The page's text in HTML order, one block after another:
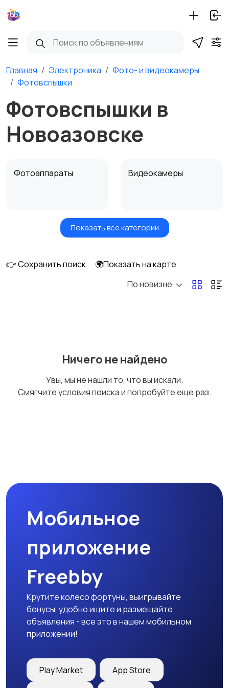
Главная Электроника
Фото- и видеокамеры
Фотовспышки
Фотовспышки в
Новоазовске
Фотоаппараты Видеокамеры
Видеонаблюдение Объективы
Аксессуары
стабилизаторы
оборудование
Показать все категории
👉 Сохранить поиск
🌍Показать на карте
По новизне
Ничего не найдено
Увы, мы не нашли то, что вы искали.
Смягчите условия поиска и попробуйте еще раз.
Мобильное
приложение
Freebby
Крутите колесо фортуны, выигрывайте
бонусы, удобно ищите и размещайте
объявления - все это в нашем мобильном
приложении!
Play Market App Store